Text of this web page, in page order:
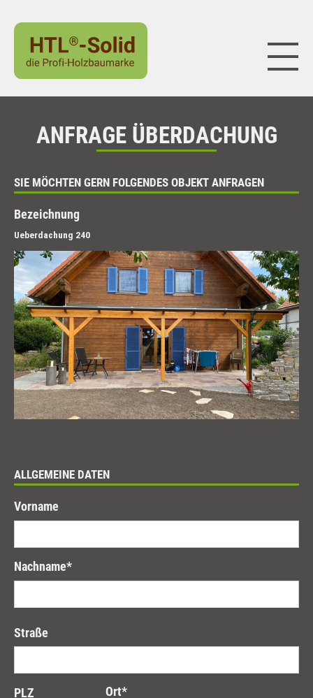
ANFRAGE ÜBERDACHUNG
SIE MÖCHTEN GERN FOLGENDES OBJEKT ANFRAGEN
Bezeichnung
Ueberdachung 240
ALLGEMEINE DATEN
Vorname
Nachname*
Straße
PLZ Ort*